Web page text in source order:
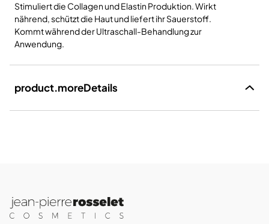
Stimuliert die Collagen und Elastin Produktion. Wirkt
nährend, schützt die Haut und liefert ihr Sauerstoff.
Kommt während der Ultraschall-Behandlung zur
Anwendung.
product.moreDetails